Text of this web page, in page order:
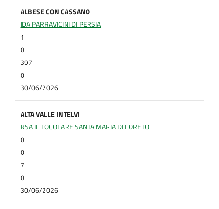
ALBESE CON CASSANO
IDA PARRAVICINI DI PERSIA
1
0
397
0
30/06/2026
ALTA VALLE INTELVI
RSA IL FOCOLARE SANTA MARIA DI LORETO
0
0
7
0
30/06/2026